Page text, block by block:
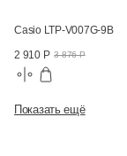
Casio LTP-V007G-9B
2 910 Р 3 876 Р
Показать ещё